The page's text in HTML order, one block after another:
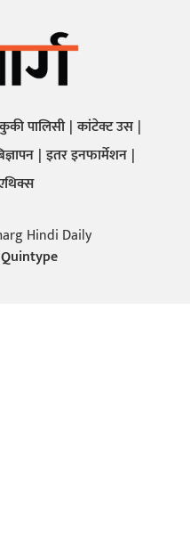
कुकी पालिसी कांटेक्ट उस
इतर इनफार्मेशन
Hindi Daily
Quintype